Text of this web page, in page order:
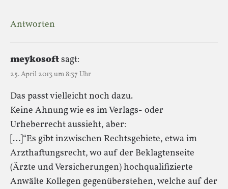
Antworten
meykosoftsagt:
25. April 2013 um 8:37 Uhr
Das passt vielleicht noch dazu.
Keine Ahnung wie es im Verlags- oder
Urheberrecht aussieht, aber:
[…]“Es gibt inzwischen Rechtsgebiete, etwa im
Arzthaftungsrecht, wo auf der Beklagtenseite
(Ärzte und Versicherungen) hochqualifizierte
Anwälte Kollegen gegenüberstehen, welche auf der